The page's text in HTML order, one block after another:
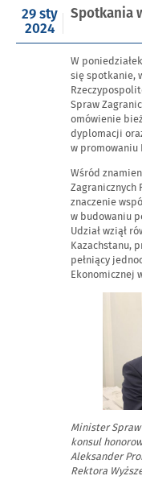
Spotkania
Opublikowano
w
dniu
29 sty
2024
W
się spotkanie,
Spraw
omówienie
dyplomacji
w promowaniu
Wśród
Zagranicznych
znaczenie
w budowaniu
Udział wziął
Kazachstanu,
pełniący
Ekonomicznej
Minister
konsul
Aleksander
Rektora